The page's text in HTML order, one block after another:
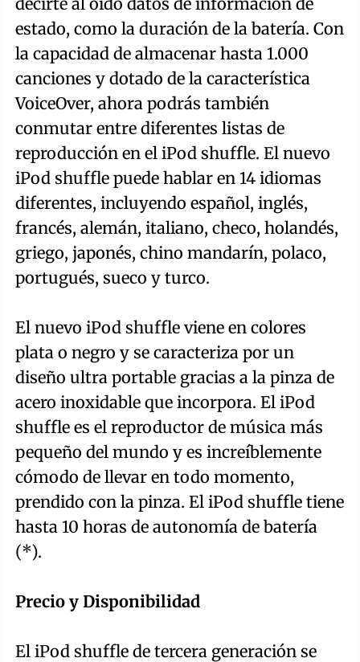
estado, como la duración de la batería. Con
la capacidad de almacenar hasta 1.000
canciones y dotado de la característica
VoiceOver, ahora podrás también
conmutar entre diferentes listas de
reproducción en el iPod shuffle. El nuevo
iPod shuffle puede hablar en 14 idiomas
diferentes, incluyendo español, inglés,
francés, alemán, italiano, checo, holandés,
griego, japonés, chino mandarín, polaco,
portugués, sueco y turco.
El nuevo iPod shuffle viene en colores
plata o negro y se caracteriza por un
diseño ultra portable gracias a la pinza de
acero inoxidable que incorpora. El iPod
shuffle es el reproductor de música más
pequeño del mundo y es increíblemente
cómodo de llevar en todo momento,
prendido con la pinza. El iPod shuffle tiene
hasta 10 horas de autonomía de batería
(*).
Precio y Disponibilidad
El iPod shuffle de tercera generación se